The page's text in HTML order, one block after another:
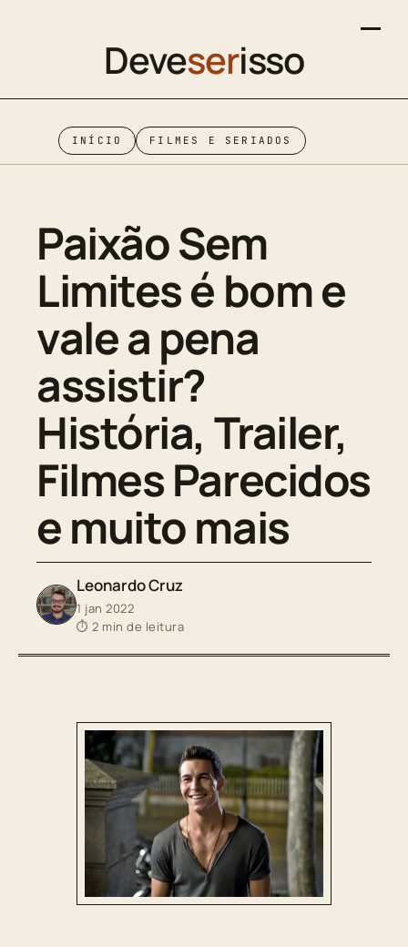
Deveserisso
INÍCIO FILMES E SERIADOS
Paixão Sem
Limites é bom e
vale a pena
assistir?
História, Trailer,
Filmes Parecidos
e muito mais
Leonardo Cruz
1 jan 2022
⏱ 2 min de leitura